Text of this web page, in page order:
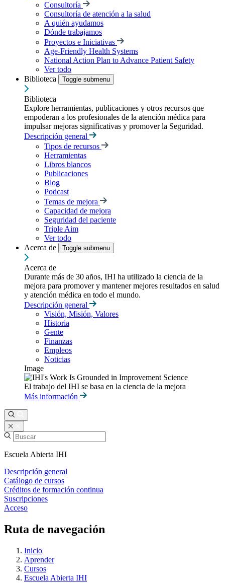
Consultoría
Consultoría de atención a la salud
A quién ayudamos
Dónde trabajamos
Proyectos e Iniciativas
Age-Friendly Health Systems
National Action Plan to Advance Patient Safety
Ver todo
Biblioteca
Toggle submenu
Biblioteca
Explore herramientas, publicaciones y otros recursos que
empoderan a los profesionales de la atención médica para
impulsar mejoras significativas y promover la Seguridad.
Descripción general
Tipos de recursos
Herramientas
Libros blancos
Publicaciones
Blog
Podcast
Temas de mejora
Capacidad de mejora
Seguridad del paciente
Triple Aim
Ver todo
Acerca de
Toggle submenu
Acerca de
Durante más de 30 años, IHI ha utilizado la ciencia de la
mejora para promover y mantener mejores resultados en salud
y atención médica en todo el mundo.
Descripción general
Visión, Misión, Valores
Historia
Gente
Finanzas
Empleos
Noticias
Image
El trabajo del IHI se basa en la ciencia de la mejora
Más información
Escuela Abierta IHI
Descripción general
Catálogo de cursos
Créditos de formación continua
Suscripciones
Acceso
Ruta de navegación
Inicio
Aprender
Cursos
Escuela Abierta IHI